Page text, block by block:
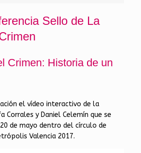
Sello de La
Crimen: Historia de un
el vídeo interactivo de la
Corrales y Daniel Celemín que se
de mayo dentro del círculo de
Valencia 2017.